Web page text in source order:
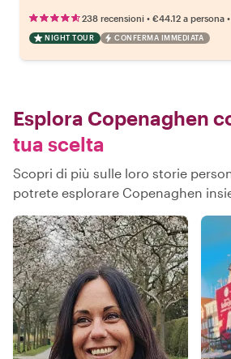
238 recensioni • €44.12 a persona •
NIGHT TOUR CONFERMA IMMEDIATA
Esplora Copenaghen
tua scelta
Scopri di più sulle loro storie
potrete esplorare Copenaghen